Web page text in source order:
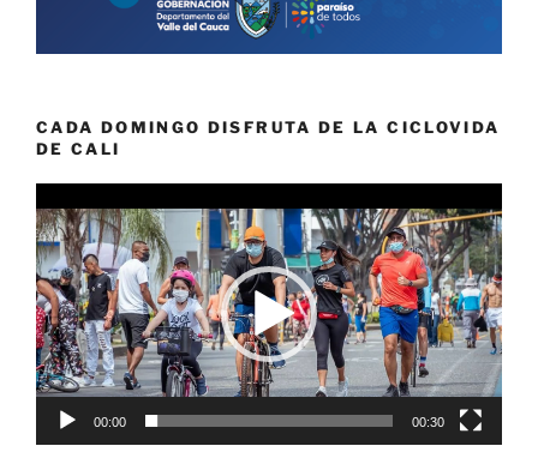
CADA DOMINGO DISFRUTA DE LA CICLOVIDA
DE CALI
de
vídeo
00:00 00:30